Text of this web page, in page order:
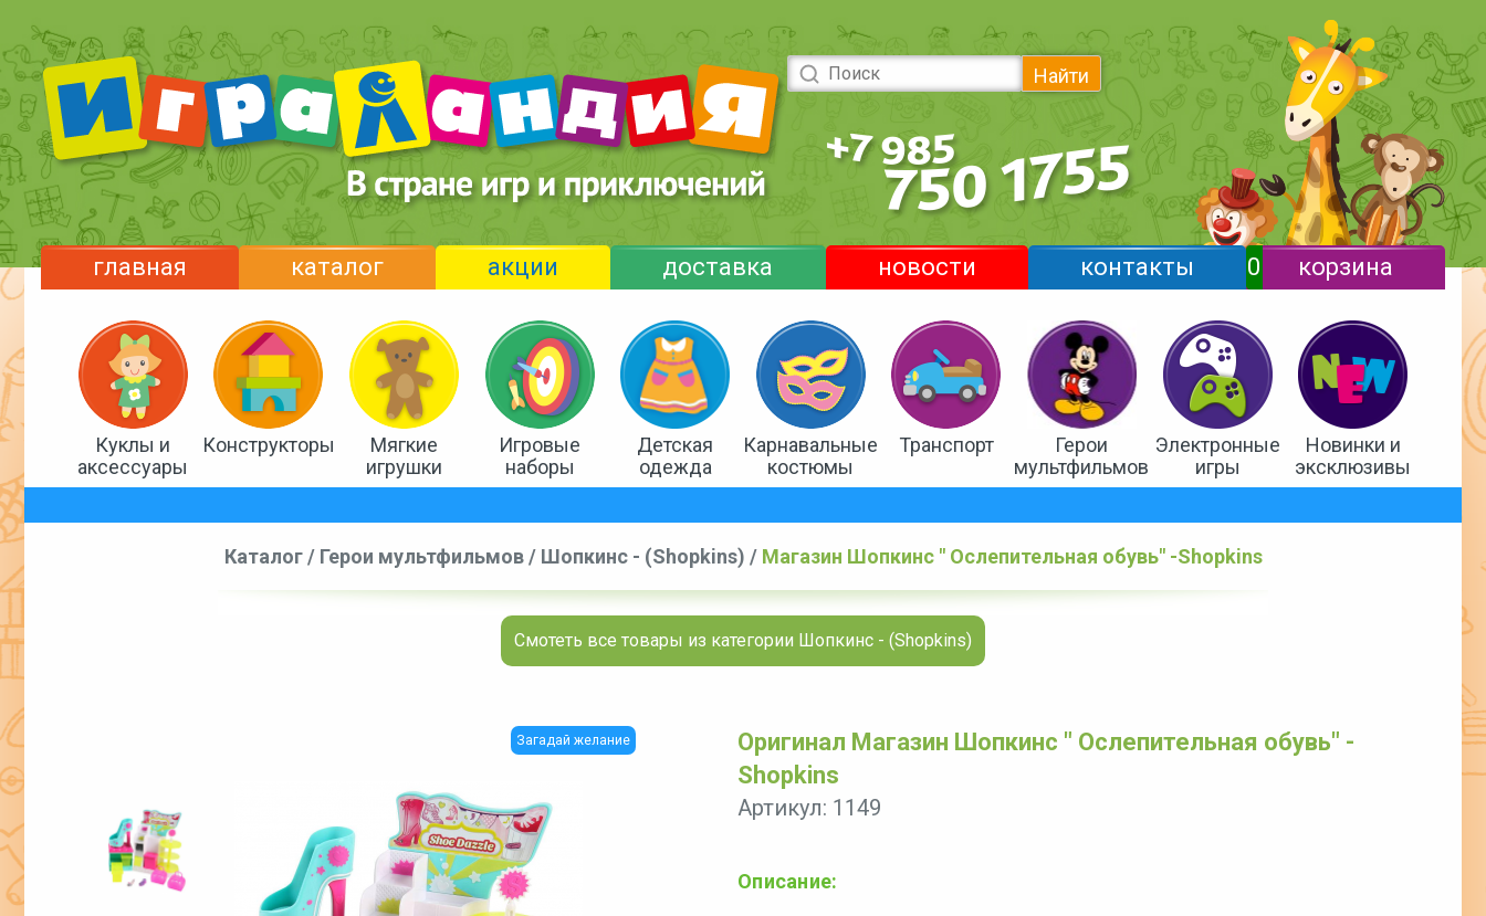
Найти
главная каталог акции доставка новости контакты 0 корзина
Куклы и
аксессуары
Конструкторы
Мягкие
игрушки
Игровые
наборы
Детская
одежда
Карнавальные
костюмы
Транспорт
Герои
мультфильмов
Электронные
игры
Новинки и
эксклюзивы
Каталог/ Герои мультфильмов/ Шопкинс - (Shopkins) / Магазин Шопкинс " Ослепительная обувь" -Shopkins
Смотеть все товары из категории Шопкинс - (Shopkins)
Загадай желание
Оригинал Магазин Шопкинс " Ослепительная обувь" -
Shopkins
Артикул: 1149
Описание: